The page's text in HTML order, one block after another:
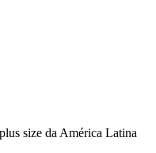
size da América Latina